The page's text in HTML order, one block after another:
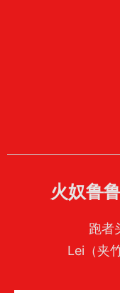
火奴鲁
跑者
Lei（夹